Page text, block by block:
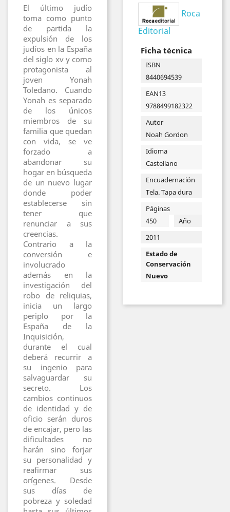
El último judío
toma como punto
de partida la
expulsión de los
judíos en la España
del siglo xv y como
protagonista al
joven Yonah
Toledano. Cuando
Yonah es separado
de los únicos
miembros de su
familia que quedan
con vida, se ve
forzado a
abandonar su
hogar en búsqueda
de un nuevo lugar
donde poder
establecerse sin
tener que
renunciar a sus
creencias.
Contrario a la
conversión e
involucrado
además en la
investigación del
robo de reliquias,
inicia un largo
periplo por la
España de la
Inquisición,
durante el cual
deberá recurrir a
su ingenio para
salvaguardar su
secreto. Los
cambios continuos
de identidad y de
oficio serán duros
de encajar, pero las
dificultades no
harán sino forjar
su personalidad y
reafirmar sus
orígenes. Desde
sus días de
pobreza y soledad
Roca
Editorial
Ficha técnica
ISBN
8440694539
EAN13
9788499182322
Autor
Noah Gordon
Idioma
Castellano
Encuadernación
Tela. Tapa dura
Páginas
450
Año
2011
Estado de
Conservación
Nuevo